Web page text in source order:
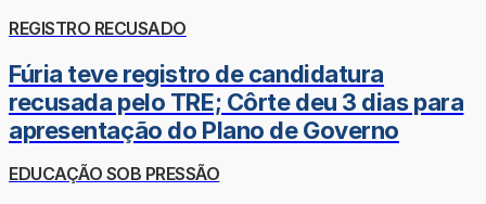
REGISTRO RECUSADO
Fúria teve registro de candidatura
recusada pelo TRE; Côrte deu 3 dias para
apresentação do Plano de Governo
EDUCAÇÃO SOB PRESSÃO